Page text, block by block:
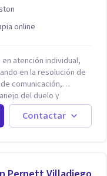
online
atención individual,
en la resolución de
comunicación,
del duelo y
y depresión, así como
y comportamiento.
uno tener su propia
Contactar